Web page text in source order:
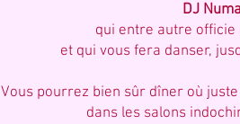
DJ Numa
qui entre autre officie
et qui vous fera danser,
Vous pourrez bien sûr dîner où
dans les salons